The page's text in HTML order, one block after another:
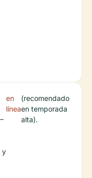
y
en
línea
(recomendado
en temporada
alta).